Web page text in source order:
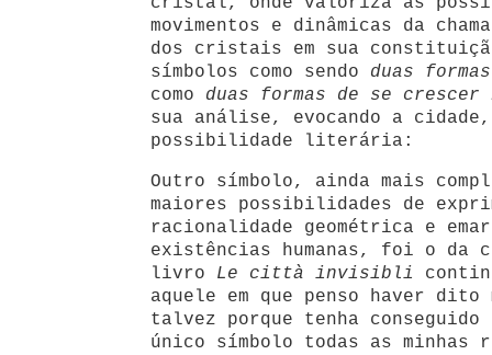
movimentos e dinâmicas da
dos cristais em sua
símbolos como sendo duas
como duas formas de se crescer
sua análise, evocando a cidade,
possibilidade literária:
Outro símbolo, ainda mais
maiores possibilidades de
racionalidade geométrica e
existências humanas, foi o da
livro Le città invisibli
aquele em que penso haver
talvez porque tenha conseguido
único símbolo todas as minhas